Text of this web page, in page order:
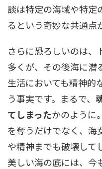
談は特定の海域や特定
るという奇妙な共通点
さらに恐ろしいのは、
多くが、その後海に潜
生活においても精神的
う事実です。まるで、
てしまったかのように
を奪うだけでなく、海
や精神までも破壊して
美しい海の底には、今